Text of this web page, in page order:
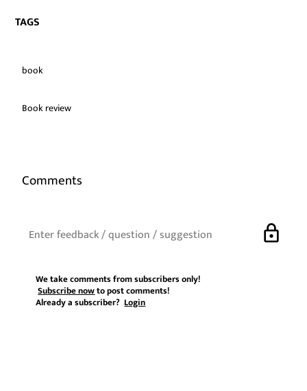
TAGS
book
Book review
Comments
lock
We take comments from subscribers only!
Subscribe nowto post comments!
Already a subscriber?Login